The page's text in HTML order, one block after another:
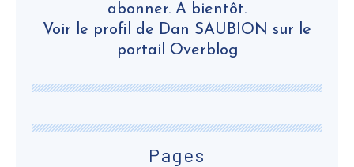
Pages
abonner. A bientôt.
Voir le profil de Dan SAUBION sur le
portail Overblog